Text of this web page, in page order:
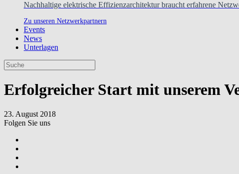
Nachhaltige elektrische Effizienzarchitektur braucht erfahrene
Zu unseren Netzwerkpartnern
Events
News
Unterlagen
Erfolgreicher Start mit unserem
23. August 2018
Folgen Sie uns